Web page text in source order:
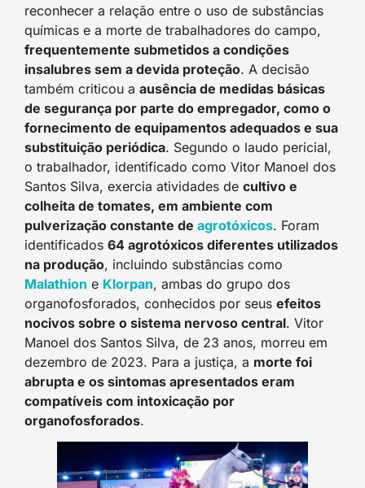
reconhecer a relação entre o uso de substâncias
químicas e a morte de trabalhadores do campo,
frequentemente submetidos a condições
insalubres sem a devida proteção. A decisão
também criticou a ausência de medidas básicas
de segurança por parte do empregador, como o
fornecimento de equipamentos adequados e sua
substituição periódica. Segundo o laudo pericial,
o trabalhador, identificado como Vitor Manoel dos
Santos Silva, exercia atividades de cultivo e
colheita de tomates, em ambiente com
pulverização constante de agrotóxicos. Foram
identificados 64 agrotóxicos diferentes utilizados
na produção, incluindo substâncias como
Malathion e Klorpan, ambas do grupo dos
organofosforados, conhecidos por seus efeitos
nocivos sobre o sistema nervoso central. Vitor
Manoel dos Santos Silva, de 23 anos, morreu em
dezembro de 2023. Para a justiça, a morte foi
abrupta e os sintomas apresentados eram
compatíveis com intoxicação por
organofosforados.